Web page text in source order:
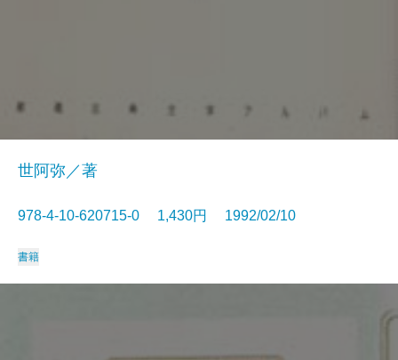
世阿弥／著
978-4-10-620715-0 1,430円 1992/02/10
書籍